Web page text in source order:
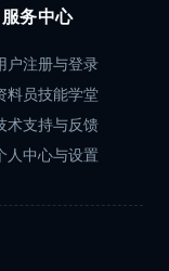
服务中心
户注册与登录
料员技能学堂
术支持与反馈
人中心与设置